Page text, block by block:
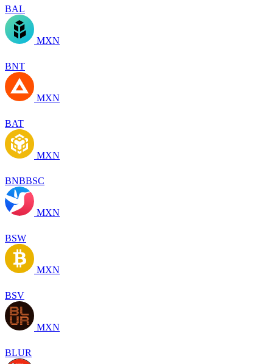
BAL
MXN
BNT
MXN
BAT
MXN
BNBBSC
MXN
BSW
MXN
BSV
MXN
BLUR